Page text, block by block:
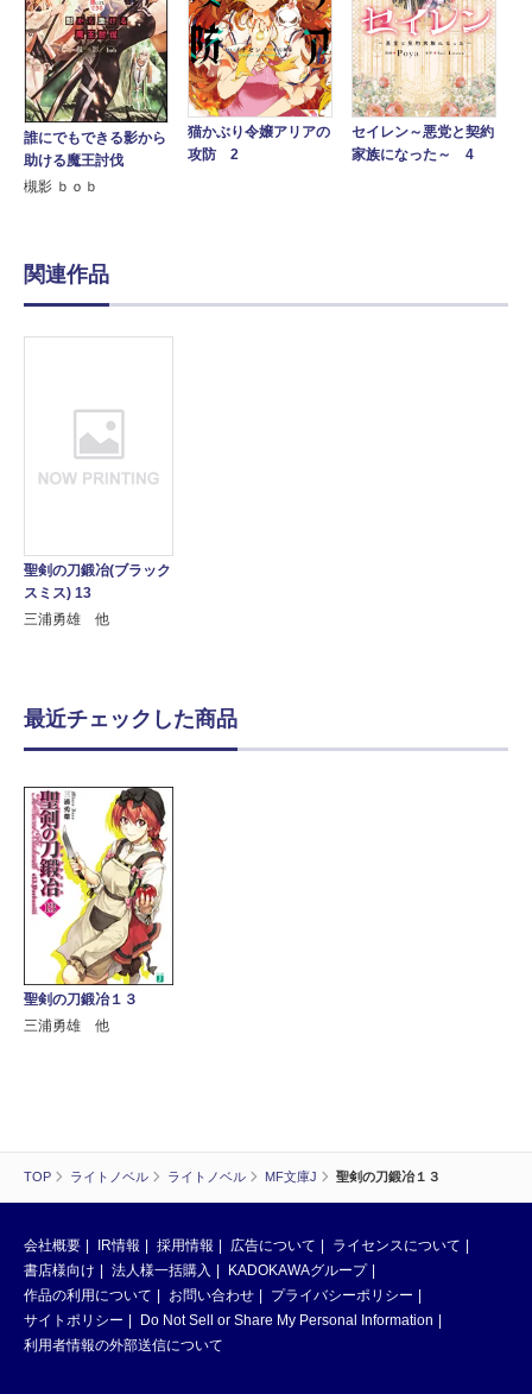
TOP ライトノベル ライトノベル MF文庫J 聖剣の刀鍛冶１３
誰にでもできる影から
助ける魔王討伐
槻影 ｂｏｂ
猫かぶり令嬢アリアの
攻防 2
セイレン～悪党と契約
家族になった～ 4
関連作品
聖剣の刀鍛冶(ブラック
スミス) 13
三浦勇雄 他
最近チェックした商品
聖剣の刀鍛冶１３
三浦勇雄 他
会社概要 IR情報 採用情報 広告について
ライセンスについて
書店様向け
法人様一括購入
KADOKAWAグループ
作品の利用について
お問い合わせ
プライバシーポリシー
サイトポリシー
Do Not Sell or Share My Personal Information
利用者情報の外部送信について